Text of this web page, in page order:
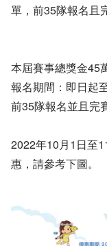
單，前35隊報名且
本屆賽事總獎金45
報名期間：即日起
前35隊報名並且完
2022年10月1日至
惠，請參考下圖。